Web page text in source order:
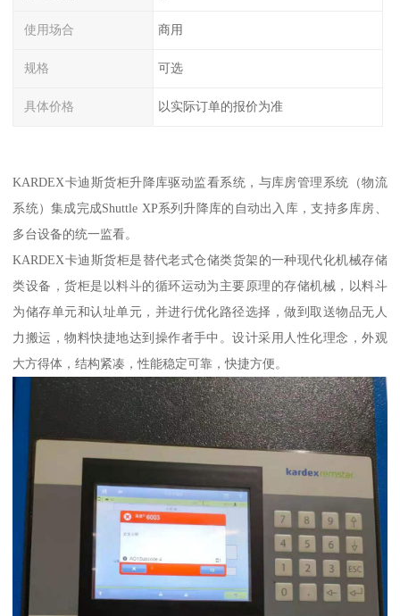
使用场合 商用
规格 可选
具体价格 以实际订单的报价为准
KARDEX卡迪斯货柜升降库驱动监看系统，与库房管理系统（物流
系统）集成完成Shuttle XP系列升降库的自动出入库，支持多库房、
多台设备的统一监看。
KARDEX卡迪斯货柜是替代老式仓储类货架的一种现代化机械存储
类设备，货柜是以料斗的循环运动为主要原理的存储机械，以料斗
为储存单元和认址单元，并进行优化路径选择，做到取送物品无人
力搬运，物料快捷地达到操作者手中。设计采用人性化理念，外观
大方得体，结构紧凑，性能稳定可靠，快捷方便。